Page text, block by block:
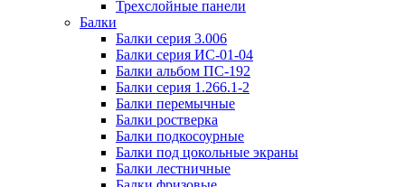
Трехслойные панели
Балки
Балки серия 3.006
Балки серия ИС-01-04
Балки альбом ПС-192
Балки серия 1.266.1-2
Балки перемычные
Балки ростверка
Балки подкосоурные
Балки под цокольные экраны
Балки лестничные